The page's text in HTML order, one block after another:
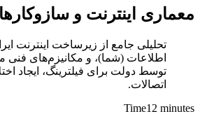
معماری اینترنت و
تحلیلی جامع از زیرساخت اینترنت
اطلاعات (شما)، و مکانیزم‌های فنی
توسط دولت برای فیلترینگ، ایجاد
اتصالات.
Time12 minutes